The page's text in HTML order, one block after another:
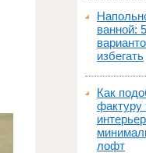
ванной:
избегать
Как
фактуру
лофт